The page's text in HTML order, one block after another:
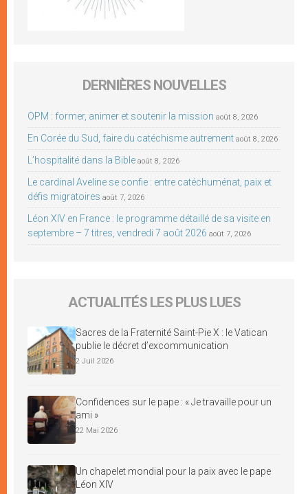
DERNIÈRES NOUVELLES
OPM : former, animer et soutenir la mission août 8, 2026
En Corée du Sud, faire du catéchisme autrement août 8, 2026
L’hospitalité dans la Bible août 8, 2026
Le cardinal Aveline se confie : entre catéchuménat, paix et
défis migratoires août 7, 2026
Léon XIV en France : le programme détaillé de sa visite en
septembre – 7 titres, vendredi 7 août 2026 août 7, 2026
ACTUALITÉS LES PLUS LUES
Sacres de la Fraternité Saint-Pie X : le Vatican
publie le décret d’excommunication
2 Juil 2026
Confidences sur le pape : « Je travaille pour un
ami »
22 Mai 2026
Un chapelet mondial pour la paix avec le pape
Léon XIV